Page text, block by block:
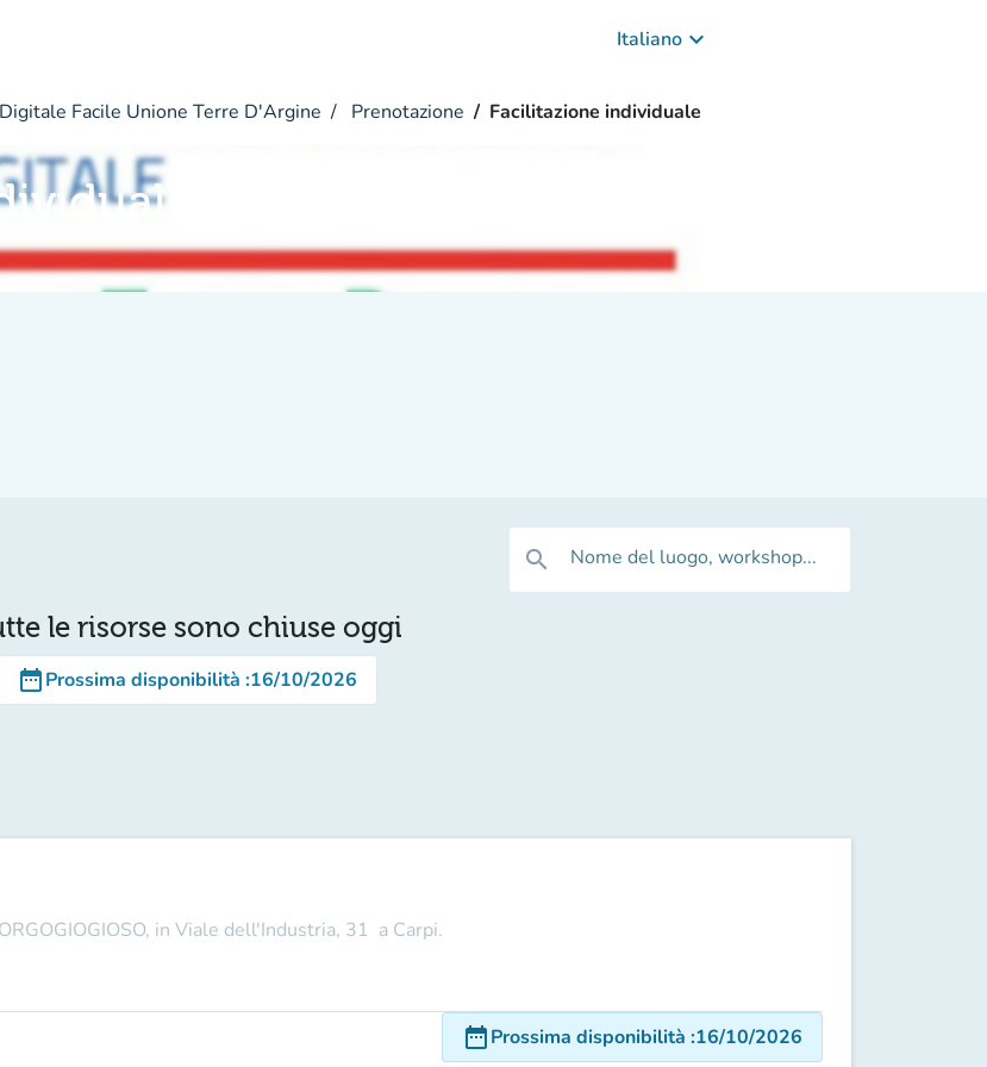
Italiano keyboard_arrow_down
Digitale Facile Unione Terre D'Argine Prenotazione Facilitazione individuale
search Nome del luogo, workshop...
le risorse sono chiuse oggi
date_rangeProssima disponibilità :16/10/2026
in Viale dell'Industria, 31 a Carpi.
date_rangeProssima disponibilità :16/10/2026